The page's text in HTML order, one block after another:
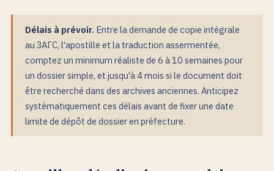
Délais à prévoir. Entre la demande de copie intégrale
au ЗАГС, l'apostille et la traduction assermentée,
comptez un minimum réaliste de 6 à 10 semaines pour
un dossier simple, et jusqu'à 4 mois si le document doit
être recherché dans des archives anciennes. Anticipez
systématiquement ces délais avant de fixer une date
limite de dépôt de dossier en préfecture.